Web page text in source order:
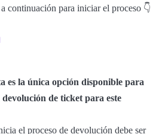
continuación para iniciar el proceso 👇
es la única opción disponible para
de ticket para este
el proceso de devolución debe ser